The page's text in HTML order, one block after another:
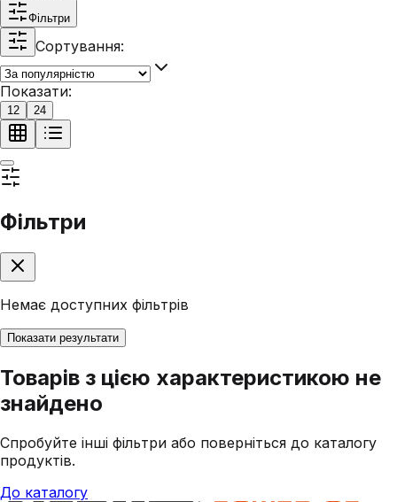
Фільтри
Сортування:
Показати:
12 24
Фільтри
Немає доступних фільтрів
Показати результати
Товарів з цією характеристикою не
знайдено
Спробуйте інші фільтри або поверніться до каталогу
продуктів.
До каталогу